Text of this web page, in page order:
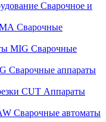
Сварочное и
Сварочные
Сварочные
Сварочные аппараты
Аппараты
Сварочные автоматы